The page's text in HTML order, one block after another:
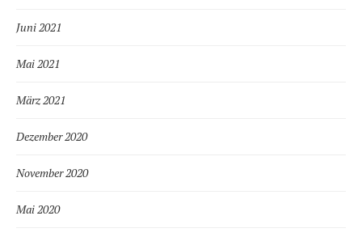
Juni 2021
Mai 2021
März 2021
Dezember 2020
November 2020
Mai 2020